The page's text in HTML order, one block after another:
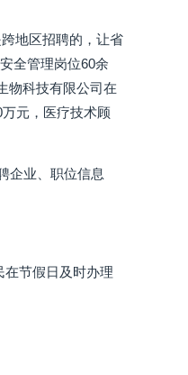
地区招聘的，让省
全管理岗位60余
物科技有限公司在
元，医疗技术顾
企业、职位信息
在节假日及时办理